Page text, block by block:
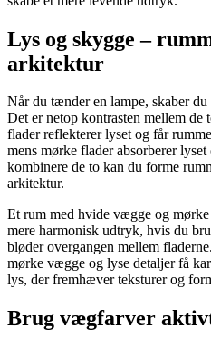
Lys og skygge –
arkitektur
Når du tænder en lampe, skaber
Det er netop kontrasten mellem
flader reflekterer lyset og får
mens mørke flader absorberer
kombinere de to kan du forme
arkitektur.
Et rum med hvide vægge og
mere harmonisk udtryk, hvis du
bløder overgangen mellem
mørke vægge og lyse detaljer få
lys, der fremhæver teksturer og
Brug vægfarver